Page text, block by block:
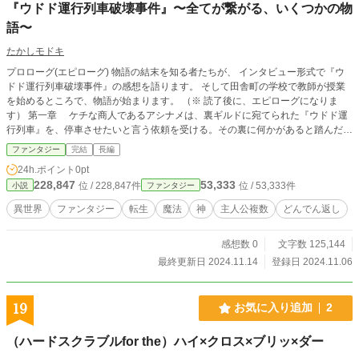
『ウドド運行列車破壊事件』〜全てが繋がる、いくつかの物
語〜
たかしモドキ
プロローグ(エピローグ) 物語の結末を知る者たちが、 インタビュー形式で『ウ
ドド運行列車破壊事件』の感想を語ります。 そして田舎町の学校で教師が授業
を始めるところで、物語が始まります。 （※ 読了後に、エピローグになりま
す） 第一章 ケチな商人であるアシナメは、裏ギルドに宛てられた『ウドド運
行列車』を、停車させたいと言う依頼を受ける。その裏に何かがあると踏んだア
シナメは、同じ依頼を受けた大男ネモと2人で、依頼の裏にある目的を探る。そ
こで判明したのは王国をひっくり返す様な思惑だった。そして魔女や、賢者が現
れる戦いに巻き込まれる中で、アシナメは自分の罪と向き合う事となる。 第二
章 野球部の朝練中、日本から英雄として召喚されたマコトは、同じく召喚され
たアキヒロ(勇者)と、ナオ(聖女)と共に、王国の魔法社会を支える『魔法源泉』
を守る戦いに巻き込まれる。ステータス測定、武器の獲得を経て、特訓中に女兵
たのは既に召喚されているはずの（勇者）だった。マコトは、自分の中の葛藤に
悩みながら、そのバトンを次へと渡すべく、勇者との死闘に身を投じる。 第三
が効かない事で打ち解けた2人は、傷が治るまでの共同生活を始める。性愛に滾
るアキヒロと、満更でもない魔女。そこに暗殺者が現れ、魔女が敵だと知るアキ
決める。 第四章 ウドド運行列車は、王国の結界を強化する燃料を乗せて運行を
ファンタジー 完結 長編
24h.ポイント 0pt
小説 228,847 位 / 228,847件 ファンタジー 53,333 位 / 53,333件
異世界 ファンタジー 転生 魔法 神 主人公複数 どんでん返し
感想数 0
文字数 125,144
最終更新日 2024.11.14
登録日 2024.11.06
19 お気に入り追加 2
（ハードスクラブルfor the）ハイ×クロス×ブリッ×ダー